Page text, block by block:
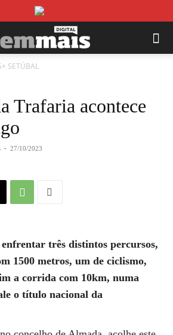
SETÚBAL
Trafaria acontece
- 27/10/2023
três distintos percursos,
1500 metros, um de ciclismo,
a corrida com 10km, numa
o título nacional da